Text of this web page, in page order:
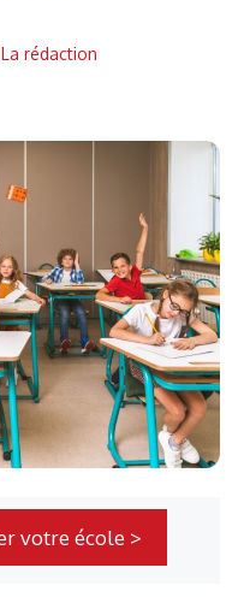
La rédaction
On vous aide à trouver votre école >